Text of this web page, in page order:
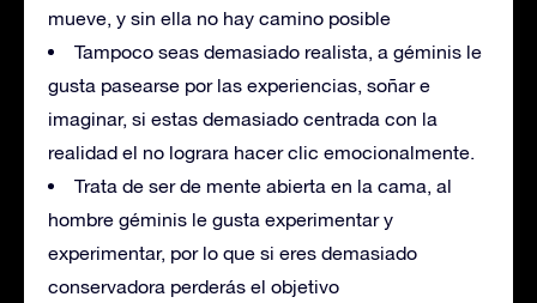
mueve, y sin ella no hay camino posible
Tampoco seas demasiado realista, a géminis le
gusta pasearse por las experiencias, soñar e
imaginar, si estas demasiado centrada con la
realidad el no lograra hacer clic emocionalmente.
Trata de ser de mente abierta en la cama, al
hombre géminis le gusta experimentar y
experimentar, por lo que si eres demasiado
conservadora perderás el objetivo